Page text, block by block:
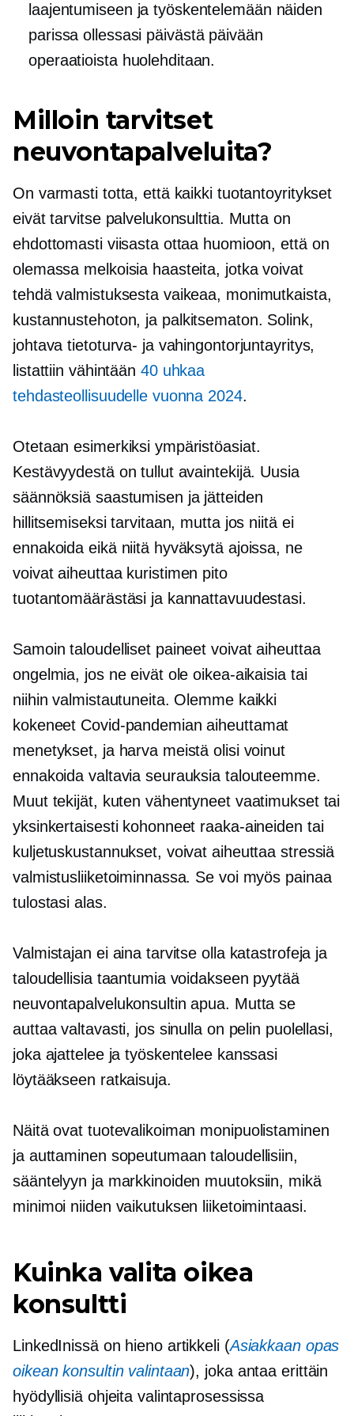
laajentumiseen ja työskentelemään näiden
parissa ollessasi päivästä päivään
operaatioista huolehditaan.
Milloin tarvitset
neuvontapalveluita?
On varmasti totta, että kaikki tuotantoyritykset
eivät tarvitse palvelukonsulttia. Mutta on
ehdottomasti viisasta ottaa huomioon, että on
olemassa melkoisia haasteita, jotka voivat
tehdä valmistuksesta vaikeaa, monimutkaista,
kustannustehoton, ja palkitsematon. Solink,
johtava tietoturva- ja vahingontorjuntayritys,
listattiin vähintään 40 uhkaa
tehdasteollisuudelle vuonna 2024.
Otetaan esimerkiksi ympäristöasiat.
Kestävyydestä on tullut avaintekijä. Uusia
säännöksiä saastumisen ja jätteiden
hillitsemiseksi tarvitaan, mutta jos niitä ei
ennakoida eikä niitä hyväksytä ajoissa, ne
voivat aiheuttaa kuristimen pito
tuotantomäärästäsi ja kannattavuudestasi.
Samoin taloudelliset paineet voivat aiheuttaa
ongelmia, jos ne eivät ole oikea-aikaisia ​​tai
niihin valmistautuneita. Olemme kaikki
kokeneet Covid-pandemian aiheuttamat
menetykset, ja harva meistä olisi voinut
ennakoida valtavia seurauksia talouteemme.
Muut tekijät, kuten vähentyneet vaatimukset tai
yksinkertaisesti kohonneet raaka-aineiden tai
kuljetuskustannukset, voivat aiheuttaa stressiä
valmistusliiketoiminnassa. Se voi myös painaa
tulostasi alas.
Valmistajan ei aina tarvitse olla katastrofeja ja
taloudellisia taantumia voidakseen pyytää
neuvontapalvelukonsultin apua. Mutta se
auttaa valtavasti, jos sinulla on pelin puolellasi,
joka ajattelee ja työskentelee kanssasi
löytääkseen ratkaisuja.
Näitä ovat tuotevalikoiman monipuolistaminen
ja auttaminen sopeutumaan taloudellisiin,
sääntelyyn ja markkinoiden muutoksiin, mikä
minimoi niiden vaikutuksen liiketoimintaasi.
Kuinka valita oikea
konsultti
LinkedInissä on hieno artikkeli (Asiakkaan opas
oikean konsultin valintaan), joka antaa erittäin
hyödyllisiä ohjeita valintaprosessissa